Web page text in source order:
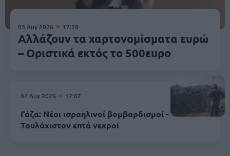
05 Αυγ 2026 17:28
Αλλάζουν τα χαρτονομίσματα ευρώ
– Οριστικά εκτός το 500ευρο
02 Αυγ 2026 12:07
Γάζα: Νέοι ισραηλινοί βομβαρδισμοί -
Τουλάχιστον επτά νεκροί